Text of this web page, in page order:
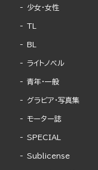
少女・女性
TL
BL
ライトノベル
青年・一般
グラビア・写真集
モーター誌
SPECIAL
Sublicense